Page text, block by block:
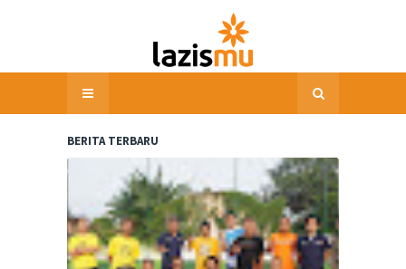
BERITA TERBARU